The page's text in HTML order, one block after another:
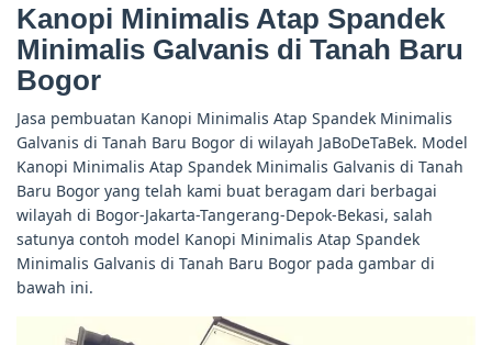
Kanopi Minimalis Atap Spandek
Minimalis Galvanis di Tanah Baru
Bogor
Jasa pembuatan Kanopi Minimalis Atap Spandek Minimalis
Galvanis di Tanah Baru Bogor di wilayah JaBoDeTaBek. Model
Kanopi Minimalis Atap Spandek Minimalis Galvanis di Tanah
Baru Bogor yang telah kami buat beragam dari berbagai
wilayah di Bogor-Jakarta-Tangerang-Depok-Bekasi, salah
satunya contoh model Kanopi Minimalis Atap Spandek
Minimalis Galvanis di Tanah Baru Bogor pada gambar di
bawah ini.